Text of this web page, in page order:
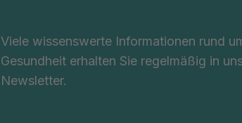
Viele wissenswerte Informationen rund
Gesundheit erhalten Sie regelmäßig in
Newsletter.